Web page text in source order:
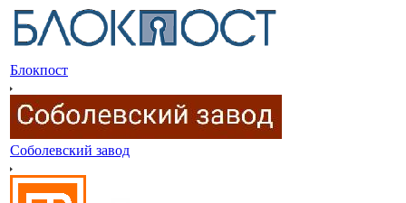
Блокпост
Соболевский завод